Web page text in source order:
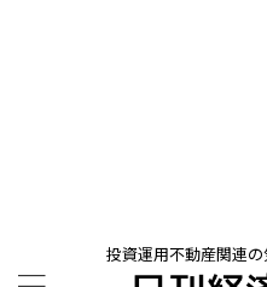
投資運用不動産関連